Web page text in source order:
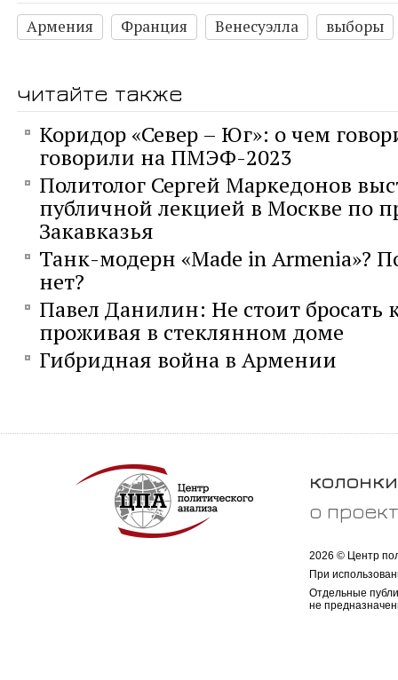
Армения Франция Венесуэлла выборы
читайте также
Коридор «Север – Юг»: о чем
говорили на ПМЭФ-2023
Политолог Сергей Маркедонов
публичной лекцией в Москве по
Закавказья
Танк-модерн «Made in Armenia»?
нет?
Павел Данилин: Не стоит бросать
проживая в стеклянном доме
Гибридная война в Армении
колонки
о
2026 © Центр
При
Отдельные
не